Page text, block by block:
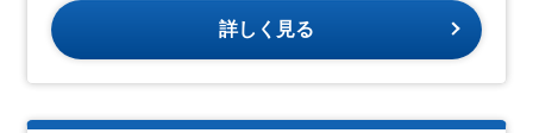
詳しく見る